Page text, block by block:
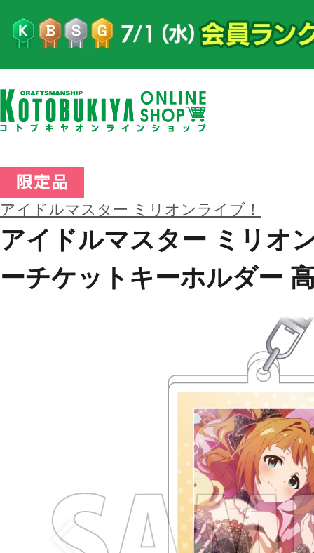
アイドルマスター ミリオンライブ！
アイドルマスター ミリオ
ーチケットキーホルダー